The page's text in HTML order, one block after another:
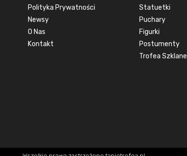
Polityka Prywatności
Newsy
O Nas
Kontakt
Statuetki
Puchary
Figurki
Postumenty
Trofea Szklane